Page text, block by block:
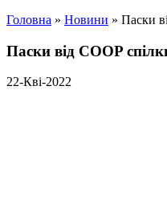
Головна » Новини » Паски
Паски від COOP
22-Кві-2022